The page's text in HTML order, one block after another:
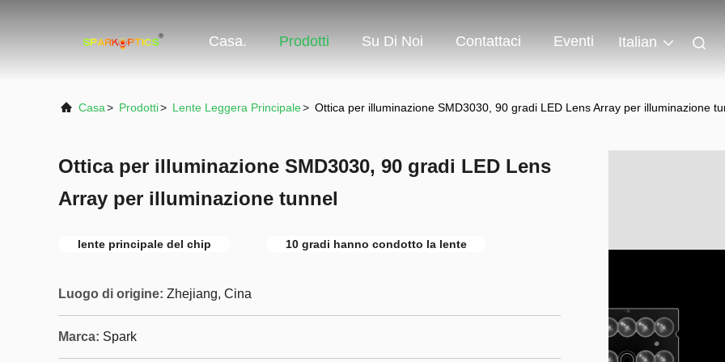
Casa. Prodotti Su Di Noi Contattaci Eventi Italian
Casa> Prodotti> Lente Leggera Principale> Ottica per illuminazione SMD3030, 90 gradi LED Lens Array per illuminazione
Ottica per illuminazione SMD3030, 90 gradi LED Lens
Array per illuminazione tunnel
lente principale del chip 10 gradi hanno condotto la lente
Luogo di origine: Zhejiang, Cina
Marca: Spark